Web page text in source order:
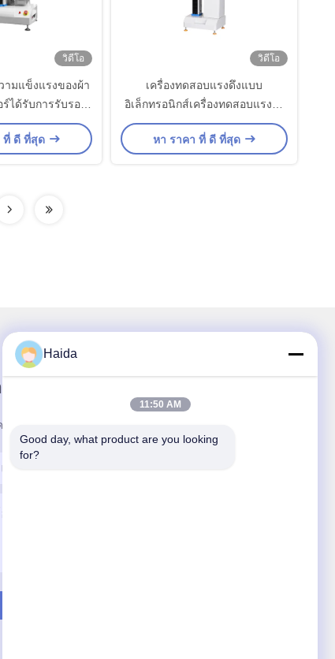
วิดีโอ
ามแข็งแรงของผ้า
ได้รับการรับรอง
ISO 9001
ที่ ดี ที่สุด
วิดีโอ
เครื่องทดสอบแรงดึงแบบ
อิเล็กทรอนิกส์เครื่องทดสอบแรงดึง
QB / T 1053
หา ราคา ที่ ดี ที่สุด
สารของเรา
สมาชิกข่าวสารของเรา เพื่อรับส่วนลดและอื่นๆ
Haida
11:50 AM
Good day, what product are you looking
for?